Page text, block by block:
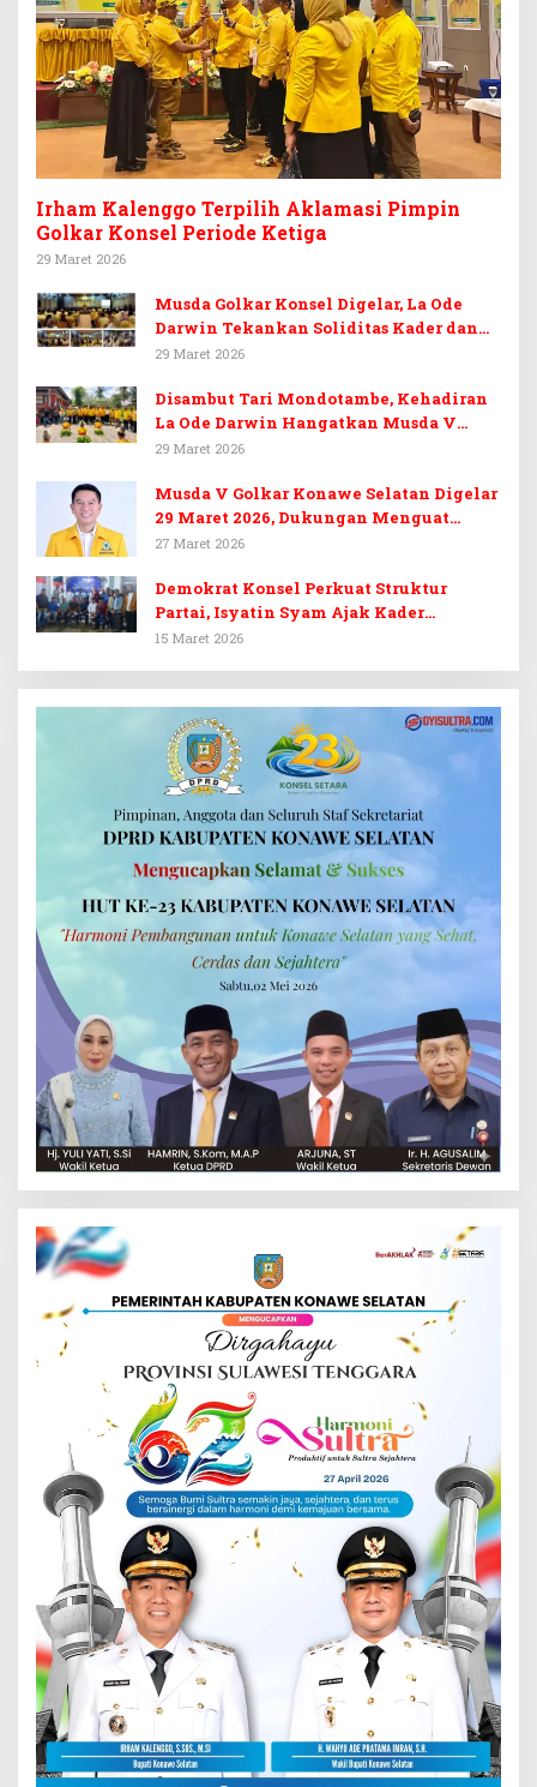
Irham Kalenggo Terpilih Aklamasi Pimpin
Golkar Konsel Periode Ketiga
29 Maret 2026
Musda Golkar Konsel Digelar, La Ode
Darwin Tekankan Soliditas Kader dan
Target 14 Kursi DPRD Konawe Selatan
29 Maret 2026
Disambut Tari Mondotambe, Kehadiran
La Ode Darwin Hangatkan Musda V
Golkar Konsel
29 Maret 2026
Musda V Golkar Konawe Selatan Digelar
29 Maret 2026, Dukungan Menguat
untuk Irham Kalenggo
27 Maret 2026
Demokrat Konsel Perkuat Struktur
Partai, Isyatin Syam Ajak Kader
Kembalikan Kejayaan
15 Maret 2026